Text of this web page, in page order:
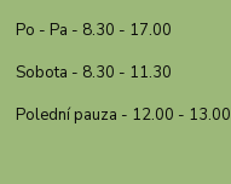
Po - Pa - 8.30 - 17.00
Sobota - 8.30 - 11.30
Polední pauza - 12.00 - 13.00